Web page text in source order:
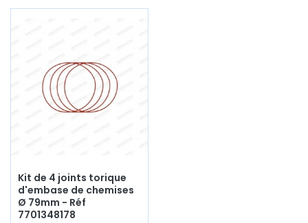
Kit de 4 joints torique
d'embase de chemises
Ø 79mm - Réf
7701348178